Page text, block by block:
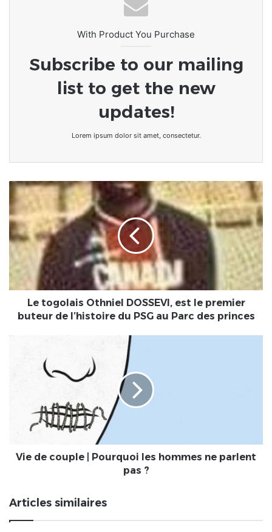
With Product You Purchase
Subscribe to our mailing
list to get the new
updates!
Lorem ipsum dolor sit amet, consectetur.
Le
Othniel
DOSSEVI,
est
premier
buteur
l’histoireLe togolais Othniel DOSSEVI, est le premier
buteur de l’histoire du PSG au Parc des princes
hommes
pasVie de couple | Pourquoi les hommes ne parlent
pas ?
Articles similaires